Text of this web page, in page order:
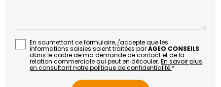
En soumettant ce formulaire, j'accepte que les
informations saisies soient traitées parAGEO CONSEILS
dans le cadre de ma demande de contact et de la
relation commerciale qui peut en découler.En savoir plus
en consultant notre politique de confidentialité.*